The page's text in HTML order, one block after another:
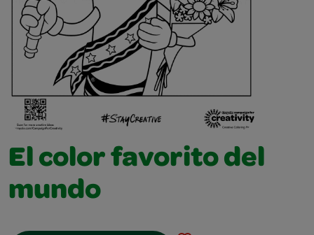
El color favorito del
mundo